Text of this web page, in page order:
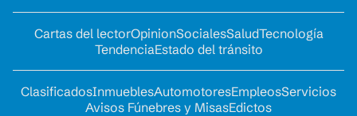
Cartas del lectorOpinionSocialesSaludTecnología
TendenciaEstado del tránsito
ClasificadosInmueblesAutomotoresEmpleosServicios
Avisos Fúnebres y MisasEdictos